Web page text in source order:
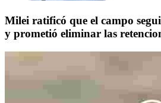
Milei ratificó que el campo
y prometió eliminar las